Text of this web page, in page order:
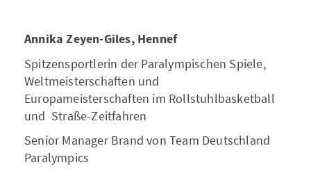
Annika Zeyen-Giles, Hennef
Spitzensportlerin der Paralympischen Spiele,
Weltmeisterschaften und
Europameisterschaften im Rollstuhlbasketball
und Straße-Zeitfahren
Senior Manager Brand von Team Deutschland
Paralympics